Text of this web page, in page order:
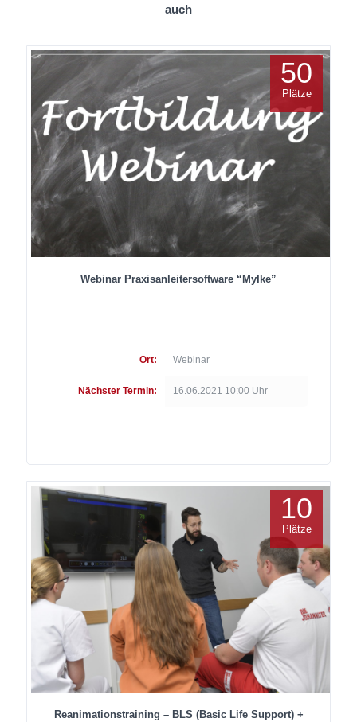
auch
Webinar Praxisanleitersoftware “MyIke”
Ort: Webinar
Nächster Termin: 16.06.2021 10:00 Uhr
50
Plätze
Reanimationstraining – BLS (Basic Life Support) +
10
Plätze